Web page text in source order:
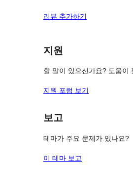
기
후
점
기
리뷰 추가하기
지원
할 말이 있으신가요? 도움이
지원 포럼 보기
보고
테마가 주요 문제가 있나요?
이 테마 보고